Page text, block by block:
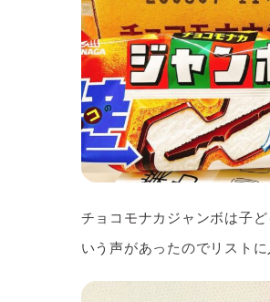
チョコモナカジャンボは子
いう声があったのでリスト